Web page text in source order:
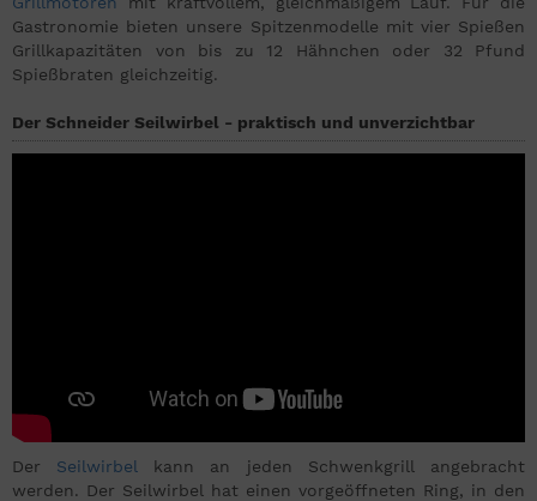
Gastronomie bieten unsere Spitzenmodelle mit vier Spießen
Grillkapazitäten von bis zu 12 Hähnchen oder 32 Pfund
Spießbraten gleichzeitig.
Der Schneider Seilwirbel - praktisch und unverzichtbar
Der Seilwirbel kann an jeden Schwenkgrill angebracht
werden. Der Seilwirbel hat einen vorgeöffneten Ring, in den